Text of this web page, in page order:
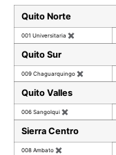
Quito Norte
001 Universitaria ✖
Quito Sur
009 Chaguarquingo ✖
Quito Valles
006 Sangolqui ✖
Sierra Centro
008 Ambato ✖